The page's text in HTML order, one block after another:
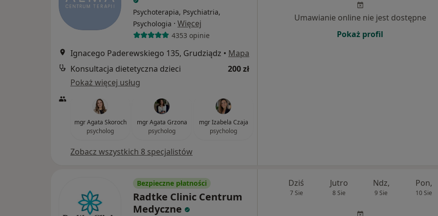
Psychoterapia, Psychiatria,
Psychologia · Więcej
4353 opinie
Ignacego Paderewskiego 135, Grudziądz • Mapa
Konsultacja dietetyczna dzieci
200 zł
Pokaż więcej usług
mgr Agata Skoroch
psycholog
mgr Agata Grzona
psycholog
mgr Izabela Czaja
psycholog
Zobacz wszystkich 8 specjalistów
Umawianie online nie jest dostępne
Pokaż profil
Bezpieczne płatności
Radtke Clinic Centrum
Medyczne
Dziś
7 Sie
Jutro
8 Sie
Ndz,
9 Sie
Pon,
10 Sie